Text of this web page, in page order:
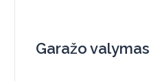
Garažo valymas